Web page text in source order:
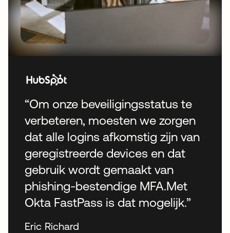
“Om onze beveiligingsstatus te
verbeteren, moesten we zorgen
dat alle logins afkomstig zijn van
geregistreerde devices en dat
gebruik wordt gemaakt van
phishing-bestendige MFA.Met
Okta FastPass is dat mogelijk.”
Eric Richard